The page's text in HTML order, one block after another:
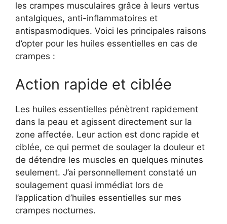
les crampes musculaires grâce à leurs vertus
antalgiques, anti-inflammatoires et
antispasmodiques. Voici les principales raisons
d’opter pour les huiles essentielles en cas de
crampes :
Action rapide et ciblée
Les huiles essentielles pénètrent rapidement
dans la peau et agissent directement sur la
zone affectée. Leur action est donc rapide et
ciblée, ce qui permet de soulager la douleur et
de détendre les muscles en quelques minutes
seulement. J’ai personnellement constaté un
soulagement quasi immédiat lors de
l’application d’huiles essentielles sur mes
crampes nocturnes.